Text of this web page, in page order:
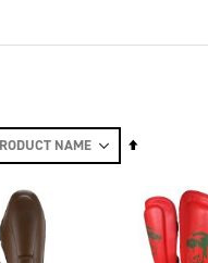
Set
Direction